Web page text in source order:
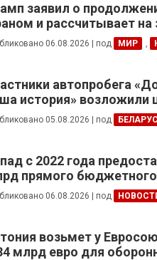
заявил о
и рассчитывает на
06.08.2026 под МИР ,
автопробега
история» возложили
крепости
05.08.2026 под
с 2022 года
прямого бюджетного
— глава
06.08.2026 под
возьмет у
млрд евро для